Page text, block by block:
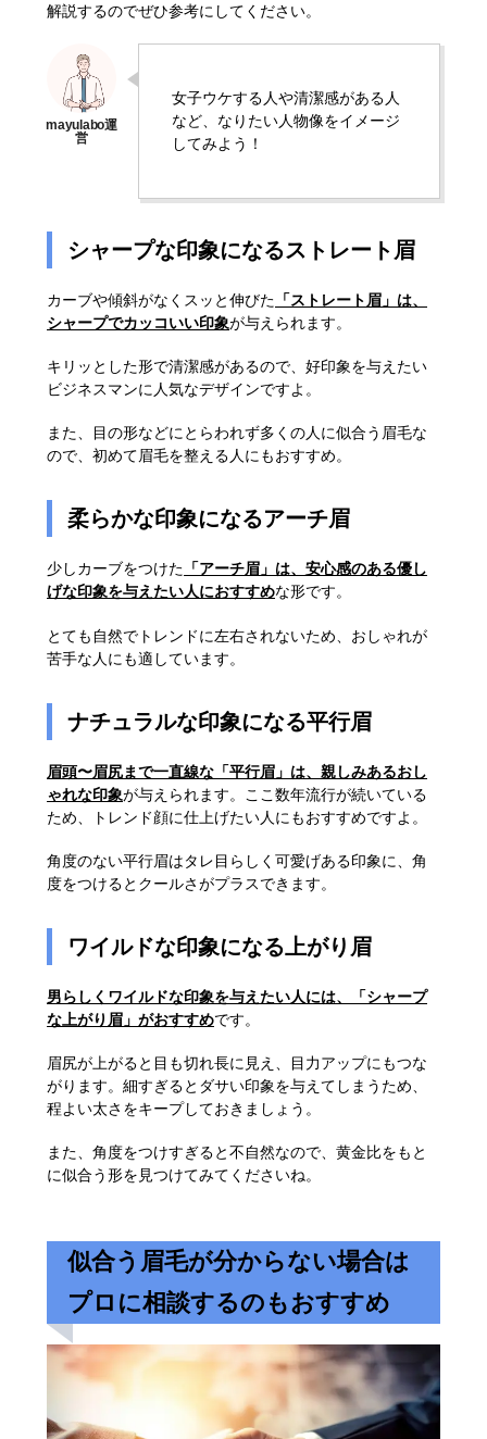
解説するのでぜひ参考にしてください。
女子ウケする人や清潔感がある人
など、なりたい人物像をイメージ
してみよう！
シャープな印象になるストレート眉
カーブや傾斜がなくスッと伸びた 「ストレート眉」は、
シャープでカッコいい印象が与えられます。
キリッとした形で清潔感があるので、好印象を与えたい
ビジネスマンに人気なデザインですよ。
また、目の形などにとらわれず多くの人に似合う眉毛な
ので、初めて眉毛を整える人にもおすすめ。
柔らかな印象になるアーチ眉
少しカーブをつけた 「アーチ眉」は、安心感のある優し
げな印象を与えたい人におすすめな形です。
とても自然でトレンドに左右されないため、おしゃれが
苦手な人にも適しています。
ナチュラルな印象になる平行眉
眉頭〜眉尻まで一直線な「平行眉」は、親しみあるおし
ゃれな印象が与えられます。ここ数年流行が続いている
ため、トレンド顔に仕上げたい人にもおすすめですよ。
角度のない平行眉はタレ目らしく可愛げある印象に、角
度をつけるとクールさがプラスできます。
ワイルドな印象になる上がり眉
男らしくワイルドな印象を与えたい人には、「シャープ
な上がり眉」がおすすめです。
眉尻が上がると目も切れ長に見え、目力アップにもつな
がります。細すぎるとダサい印象を与えてしまうため、
程よい太さをキープしておきましょう。
また、角度をつけすぎると不自然なので、黄金比をもと
に似合う形を見つけてみてくださいね。
似合う眉毛が分からない場合は
プロに相談するのもおすすめ